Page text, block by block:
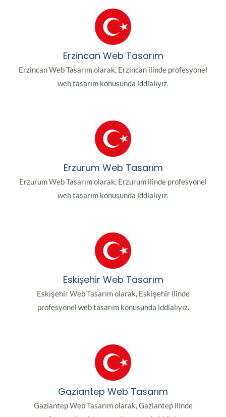
Erzincan Web Tasarım
Erzincan Web Tasarım olarak, Erzincan ilinde profesyonel
web tasarım konusunda iddialıyız.
Erzurum Web Tasarım
Erzurum Web Tasarım olarak, Erzurum ilinde profesyonel
web tasarım konusunda iddialıyız.
Eskişehir Web Tasarım
Eskişehir Web Tasarım olarak, Eskişehir ilinde
profesyonel web tasarım konusunda iddialıyız.
Gaziantep Web Tasarım
Gaziantep Web Tasarım olarak, Gaziantep ilinde